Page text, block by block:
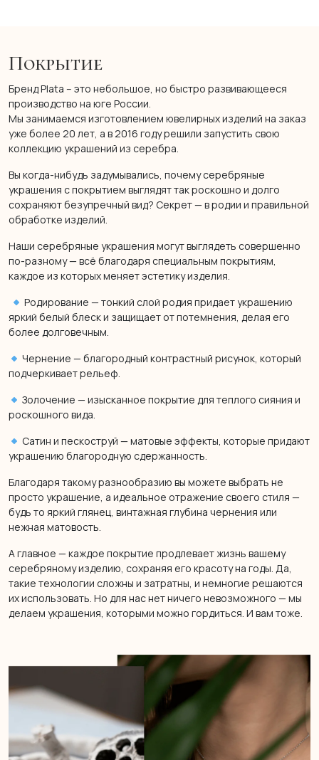
Покрытие
Бренд Plata – это небольшое, но быстро развивающееся
производство на юге России.
Мы занимаемся изготовлением ювелирных изделий на заказ
уже более 20 лет, а в 2016 году решили запустить свою
коллекцию украшений из серебра.
Вы когда-нибудь задумывались, почему серебряные
украшения с покрытием выглядят так роскошно и долго
сохраняют безупречный вид? Секрет — в родии и правильной
обработке изделий.
Наши серебряные украшения могут выглядеть совершенно
по-разному — всё благодаря специальным покрытиям,
каждое из которых меняет эстетику изделия.
Родирование — тонкий слой родия придает украшению
яркий белый блеск и защищает от потемнения, делая его
более долговечным.
Чернение — благородный контрастный рисунок, который
подчеркивает рельеф.
Золочение — изысканное покрытие для теплого сияния и
роскошного вида.
Сатин и пескоструй — матовые эффекты, которые придают
украшению благородную сдержанность.
Благодаря такому разнообразию вы можете выбрать не
просто украшение, а идеальное отражение своего стиля —
будь то яркий глянец, винтажная глубина чернения или
нежная матовость.
А главное — каждое покрытие продлевает жизнь вашему
серебряному изделию, сохраняя его красоту на годы. Да,
такие технологии сложны и затратны, и немногие решаются
их использовать. Но для нас нет ничего невозможного — мы
делаем украшения, которыми можно гордиться. И вам тоже.